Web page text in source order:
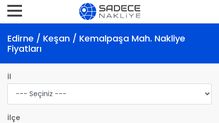
Edirne / Keşan / Kemalpaşa Mah. Nakliye
Fiyatları
İl
İlçe